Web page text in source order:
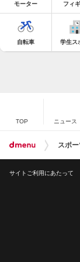
モーター フィ
自転車 学生ス
TOP ニュース
スポー
サイトご利用にあたって